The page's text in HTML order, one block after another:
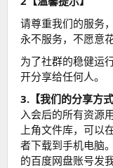
请尊重我们的服务
永不服务，不愿意
为了社群的稳健运
开分享给任何人。
3.【我们的分享方式
入会后的所有资源
上角文件库，可以
者下载到手机电脑
的百度网盘账号发